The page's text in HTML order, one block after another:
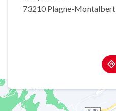
73210 Plagne-Montalbert